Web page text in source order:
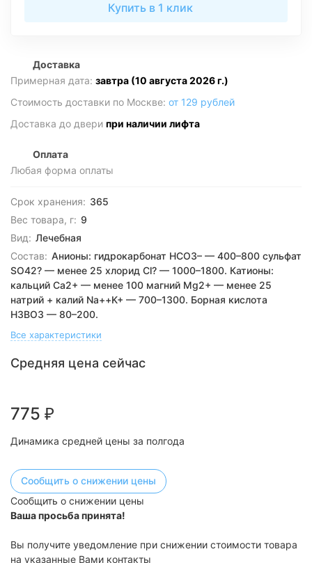
Купить в 1 клик
Доставка
Примерная дата: завтра (10 августа 2026 г.)
Стоимость доставки по Москве: от 129 рублей
Доставка до двери при наличии лифта
Оплата
Любая форма оплаты
Срок хранения: 365
Вес товара, г: 9
Вид: Лечебная
Состав: Анионы: гидрокарбонат HCO3– — 400–800 сульфат
SO42? — менее 25 хлорид Cl? — 1000–1800. Катионы:
кальций Ca2+ — менее 100 магний Mg2+ — менее 25
натрий + калий Na++K+ — 700–1300. Борная кислота
H3BO3 — 80–200.
Все характеристики
Средняя цена сейчас
775 ₽
Динамика средней цены за полгода
Сообщить о снижении цены
Сообщить о снижении цены
Ваша просьба принята!
Вы получите уведомление при снижении стоимости товара
на указанные Вами контакты